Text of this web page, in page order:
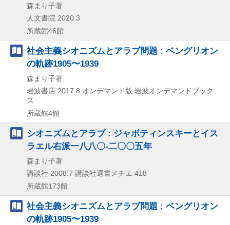
森まり子著
人文書院 2020.3
所蔵館46館
社会主義シオニズムとアラブ問題 : ベングリオン
の軌跡1905〜1939
森まり子著
岩波書店 2017.8 オンデマンド版 岩波オンデマンドブック
ス
所蔵館4館
シオニズムとアラブ : ジャボティンスキーとイス
ラエル右派一八八〇-二〇〇五年
森まり子著
講談社 2008.7 講談社選書メチエ 418
所蔵館173館
社会主義シオニズムとアラブ問題 : ベングリオン
の軌跡1905〜1939